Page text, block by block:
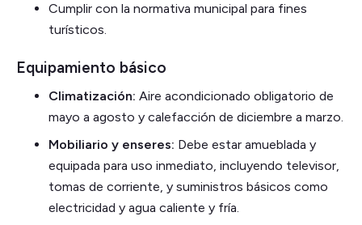
Cumplir con la normativa municipal para fines
turísticos.
Equipamiento básico
Climatización: Aire acondicionado obligatorio de
mayo a agosto y calefacción de diciembre a marzo.
Mobiliario y enseres: Debe estar amueblada y
equipada para uso inmediato, incluyendo televisor,
tomas de corriente, y suministros básicos como
electricidad y agua caliente y fría.